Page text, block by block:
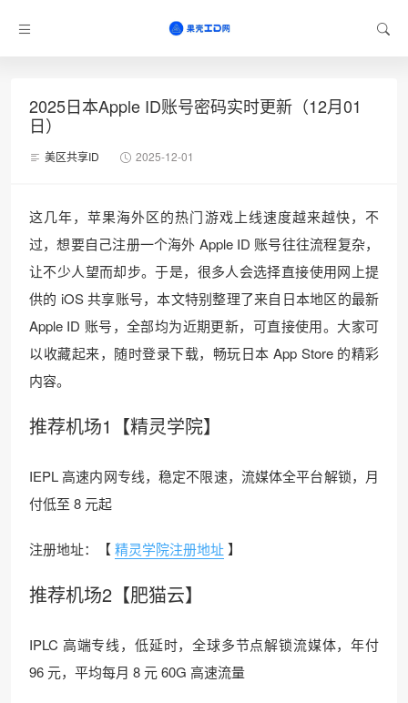
2025日本Apple ID账号密码实时更新（12月01
日）
美区共享ID 2025-12-01
这几年，苹果海外区的热门游戏上线速度越来越快，不
过，想要自己注册一个海外 Apple ID 账号往往流程复杂，
让不少人望而却步。于是，很多人会选择直接使用网上提
供的 iOS 共享账号，本文特别整理了来自日本地区的最新
Apple ID 账号，全部均为近期更新，可直接使用。大家可
以收藏起来，随时登录下载，畅玩日本 App Store 的精彩
内容。
推荐机场1【精灵学院】
IEPL 高速内网专线，稳定不限速，流媒体全平台解锁，月
付低至 8 元起
注册地址：【精灵学院注册地址】
推荐机场2【肥猫云】
IPLC 高端专线，低延时，全球多节点解锁流媒体，年付
96 元，平均每月 8 元 60G 高速流量